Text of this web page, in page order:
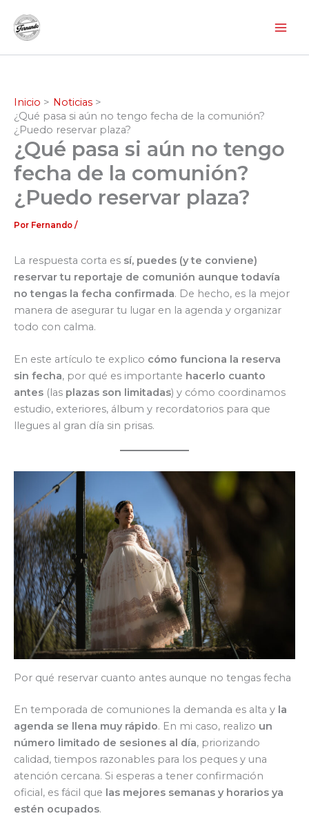
contenido
Inicio
Noticias
¿Qué pasa si aún no tengo fecha de la comunión?
¿Puedo reservar plaza?
¿Qué pasa si aún no tengo
fecha de la comunión?
¿Puedo reservar plaza?
Por Fernando /
La respuesta corta es sí, puedes (y te conviene)
reservar tu reportaje de comunión aunque todavía
no tengas la fecha confirmada. De hecho, es la mejor
manera de asegurar tu lugar en la agenda y organizar
todo con calma.
En este artículo te explico cómo funciona la reserva
sin fecha, por qué es importante hacerlo cuanto
antes (las plazas son limitadas) y cómo coordinamos
estudio, exteriores, álbum y recordatorios para que
llegues al gran día sin prisas.
Por qué reservar cuanto antes aunque no tengas fecha
En temporada de comuniones la demanda es alta y la
agenda se llena muy rápido. En mi caso, realizo un
número limitado de sesiones al día, priorizando
calidad, tiempos razonables para los peques y una
atención cercana. Si esperas a tener confirmación
oficial, es fácil que las mejores semanas y horarios ya
estén ocupados.